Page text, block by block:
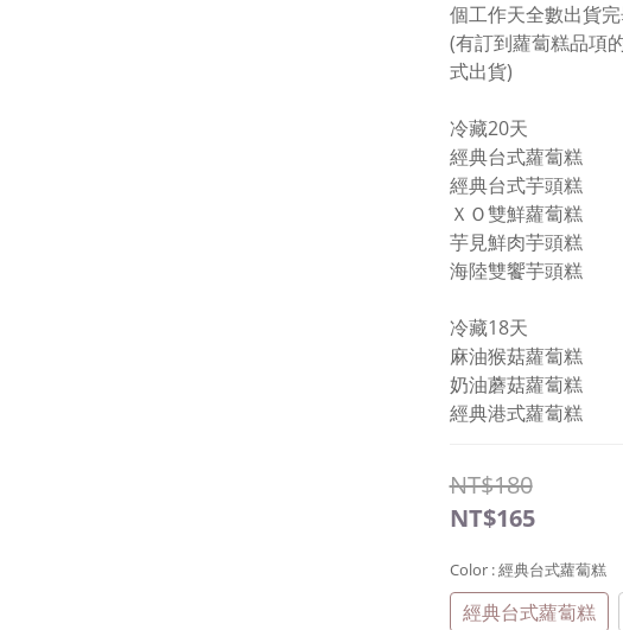
個工作天全數出貨
(有訂到蘿蔔糕品項
式出貨)
冷藏20天
經典台式蘿蔔糕
經典台式芋頭糕
ＸＯ雙鮮蘿蔔糕
芋見鮮肉芋頭糕
海陸雙饗芋頭糕
冷藏18天
麻油猴菇蘿蔔糕
奶油蘑菇蘿蔔糕
經典港式蘿蔔糕
NT$180
NT$165
Color : 經典台式蘿蔔糕
經典台式蘿蔔糕